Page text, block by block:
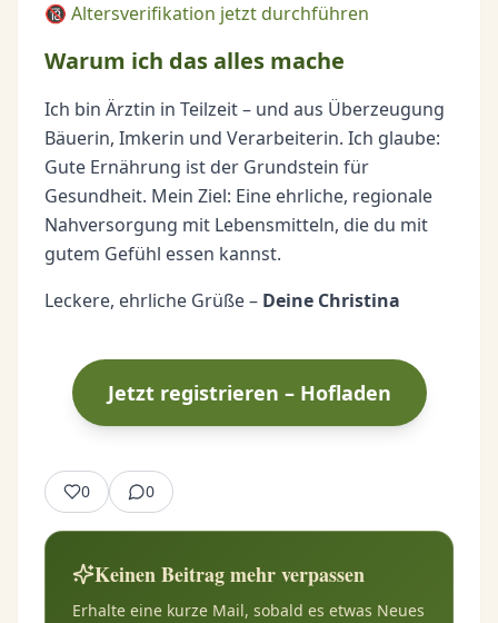
🔞 Altersverifikation jetzt durchführen
Warum ich das alles mache
Ich bin Ärztin in Teilzeit – und aus Überzeugung
Bäuerin, Imkerin und Verarbeiterin. Ich glaube:
Gute Ernährung ist der Grundstein für
Gesundheit. Mein Ziel: Eine ehrliche, regionale
Nahversorgung mit Lebensmitteln, die du mit
gutem Gefühl essen kannst.
Leckere, ehrliche Grüße – Deine Christina
Jetzt registrieren – Hofladen
0 0
Keinen Beitrag mehr verpassen
Erhalte eine kurze Mail, sobald es etwas Neues